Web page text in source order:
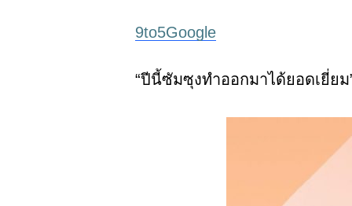
9to5Google
“ปีนี้ซัมซุงทำออกมาได้ยอดเยี่ยม